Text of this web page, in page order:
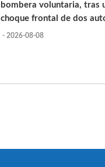
bombera voluntaria, tras
choque frontal de dos
- 2026-08-08